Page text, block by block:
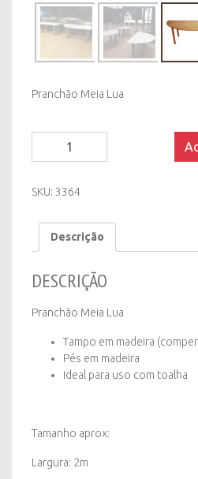
Pranchão Meia Lua
(padrão)
Meia
quantity
SKU: 3364
Descrição
DESCRIÇÃO
Pranchão Meia Lua
Tampo em madeira
Pés em madeira
Ideal para uso com toalha
Tamanho aprox:
Largura: 2m